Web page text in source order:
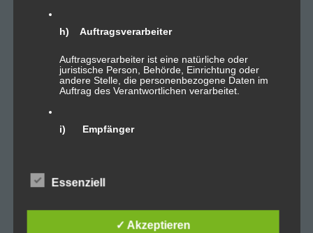
1 .de Domain inkl.
SSI
Einrichtungsgebühr
29,99€ mtl.
h) Auftragsverarbeiter
Auftragsverarbeiter ist eine natürliche oder
juristische Person, Behörde, Einrichtung oder
andere Stelle, die personenbezogene Daten im
Auftrag des Verantwortlichen verarbeitet.
i) Empfänger
der personenbezogene Daten offengelegt
werden, unabhängig davon, ob es sich bei ihr um
Rahmen eines bestimmten
Untersuchungsauftrags nach dem Unionsrecht
oder dem Recht der Mitgliedstaaten
Essenziell
✓ Akzeptieren